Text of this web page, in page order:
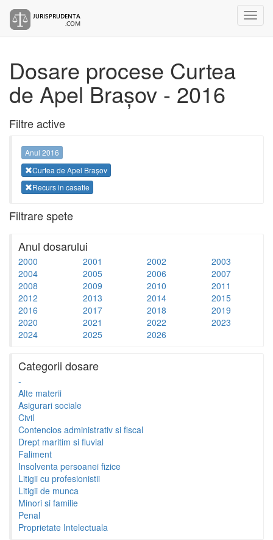
Dosare procese Curtea
de Apel Brașov - 2016
Filtre active
Anul 2016
Curtea de Apel Brașov
Recurs in casatie
Filtrare spete
Anul dosarului
2000 2001 2002
2003
2004
2005 2006
2007
2008
2009 2010
2011
2012
2013 2014
2015
2016
2017 2018
2019
2020
2021 2022
2023
2024
2025 2026
Categorii dosare
-
Alte materii
Asigurari sociale
Civil
Contencios administrativ si fiscal
Drept maritim si fluvial
Faliment
Insolventa persoanei fizice
Litigii cu profesionistii
Litigii de munca
Minori si familie
Penal
Proprietate Intelectuala